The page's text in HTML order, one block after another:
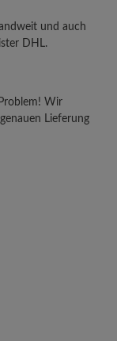
und auch
DHL.
Wir
Lieferung